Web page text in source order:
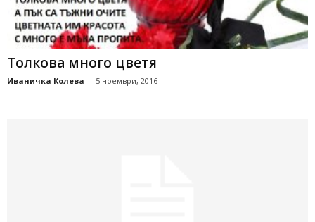
Толкова много цветя
Иваничка Колева - 5 ноември, 2016